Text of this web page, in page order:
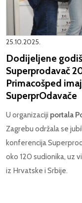
25.10.2025.
Dodijeljene
Superprodavač
Primacošped
SuperprOdavače
U organizaciji portala
Zagrebu održala se
konferencija
oko 120 sudionika, uz
iz Hrvatske i Srbije.